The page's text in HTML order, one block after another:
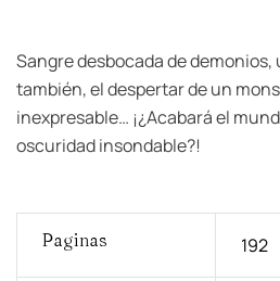
Sangre desbocada de
también, el despertar de un
inexpresable… ¡¿Acabará el
oscuridad insondable?!
Paginas 192